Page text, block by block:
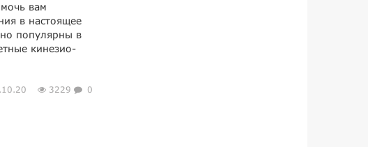
вам
в настоящее
популярны в
кинезио-
3229 0